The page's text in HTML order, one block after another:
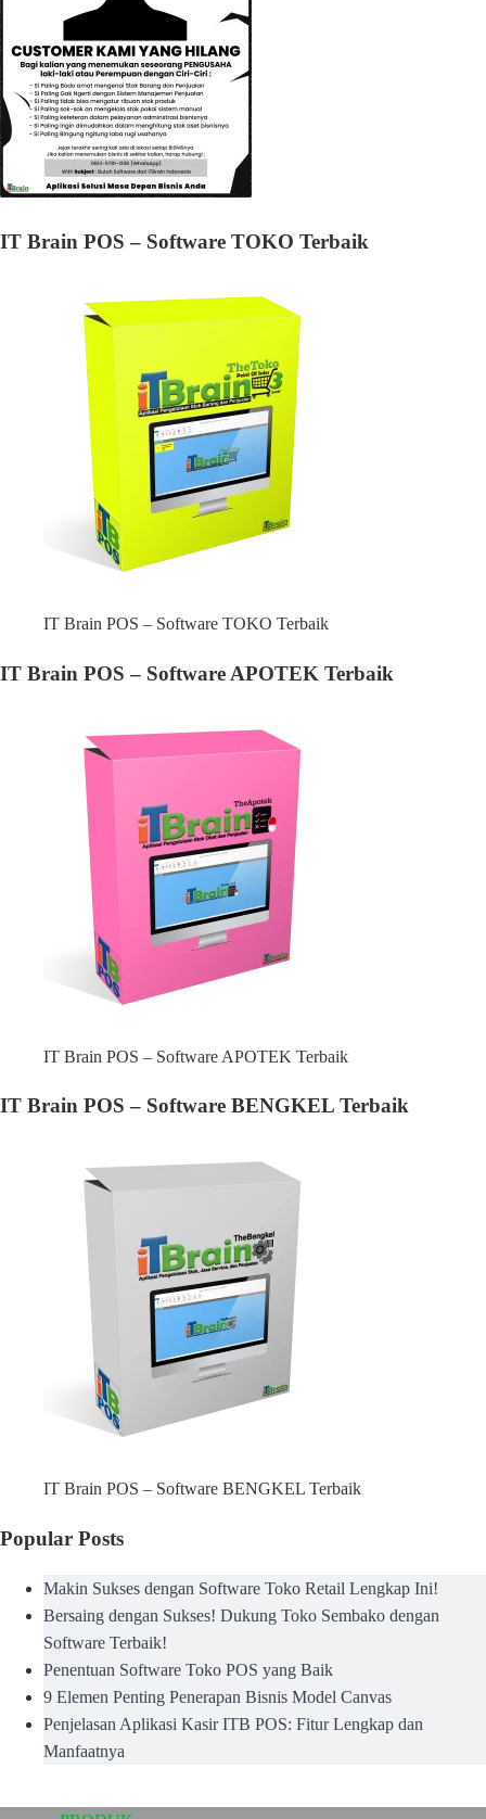
IT Brain POS – Software TOKO Terbaik
IT Brain POS – Software TOKO Terbaik
IT Brain POS – Software APOTEK Terbaik
IT Brain POS – Software APOTEK Terbaik
IT Brain POS – Software BENGKEL Terbaik
IT Brain POS – Software BENGKEL Terbaik
Popular Posts
Makin Sukses dengan Software Toko Retail Lengkap Ini!
Bersaing dengan Sukses! Dukung Toko Sembako dengan
Software Terbaik!
Penentuan Software Toko POS yang Baik
9 Elemen Penting Penerapan Bisnis Model Canvas
Penjelasan Aplikasi Kasir ITB POS: Fitur Lengkap dan
Manfaatnya